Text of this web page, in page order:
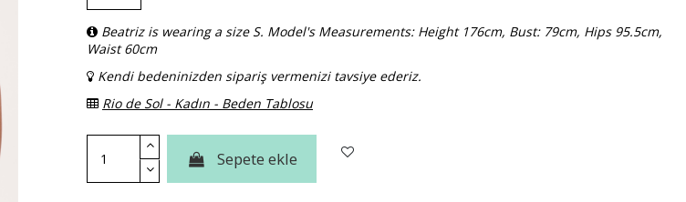
Beatriz is wearing a size S. Model's Measurements: Height 176cm, Bust: 79cm, Hips 95.5cm,
Waist 60cm
Kendi bedeninizden sipariş vermenizi tavsiye ederiz.
Rio de Sol - Kadın - Beden Tablosu
Sepete ekle